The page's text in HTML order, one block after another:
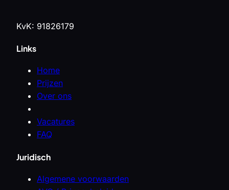
KvK: 91826179
Links
Home
Prijzen
Over ons
Vacatures
FAQ
Juridisch
Algemene voorwaarden